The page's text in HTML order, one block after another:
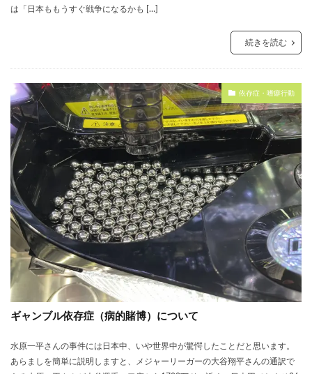
は「日本ももうすぐ戦争になるかも […]
続きを読む
依存症・嗜癖行動
ギャンブル依存症（病的賭博）について
水原一平さんの事件には日本中、いや世界中が驚愕したことだと思います。
あらましを簡単に説明しますと、メジャーリーガーの大谷翔平さんの通訳で